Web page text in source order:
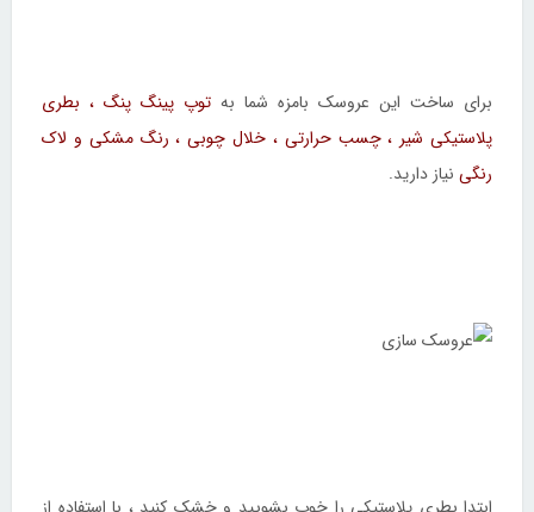
برای ساخت این عروسک بامزه شما به توپ پینگ پنگ ، بطری
پلاستیکی شیر ، چسب حرارتی ، خلال چوبی ، رنگ مشکی و لاک
رنگی نیاز دارید.